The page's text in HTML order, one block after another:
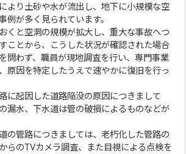
より土砂や水が流出し、地下に小規模な空
例が多く見られています。
くと空洞の規模が拡大し、重大な事故へつ
ことから、こうした状況が確認された場合
問わず、職員が現地調査を行い、専門事業
原因を特定したうえで速やかに復旧を行っ
に起因した道路陥没の原因につきまして
漏水、下水道は管の破損によるものなどが
の管路につきましては、老朽化した管路の
らのTVカメラ調査、また目視による点検を